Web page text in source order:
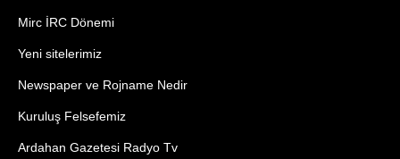
Mirc İRC Dönemi
Yeni sitelerimiz
Newspaper ve Rojname Nedir
Kuruluş Felsefemiz
Ardahan Gazetesi Radyo Tv